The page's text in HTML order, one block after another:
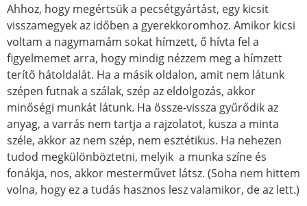
Ahhoz, hogy megértsük a pecsétgyártást, egy kicsit
visszamegyek az időben a gyerekkoromhoz. Amikor kicsi
voltam a nagymamám sokat hímzett, ő hívta fel a
figyelmemet arra, hogy mindig nézzem meg a hímzett
terítő hátoldalát. Ha a másik oldalon, amit nem látunk
szépen futnak a szálak, szép az eldolgozás, akkor
minőségi munkát látunk. Ha össze-vissza gyűrődik az
anyag, a varrás nem tartja a rajzolatot, kusza a minta
széle, akkor az nem szép, nem esztétikus. Ha nehezen
tudod megkülönböztetni, melyik a munka színe és
fonákja, nos, akkor mesterművet látsz. (Soha nem hittem
volna, hogy ez a tudás hasznos lesz valamikor, de az lett.)